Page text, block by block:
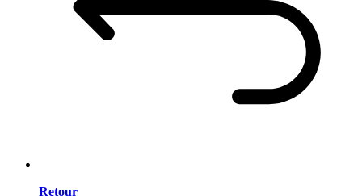
Retour